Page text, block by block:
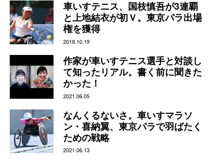
車いすテニス、国枝慎吾が3連覇
と上地結衣が初Ｖ。東京パラ出場
権を獲得
2018.10.19
作家が車いすテニス選手と対談し
て知ったリアル。書く前に聞きた
かった！
2021.06.05
なんくるないさ。車いすマラソ
ン・喜納翼、東京パラで羽ばたく
ための戦略
2021.06.13